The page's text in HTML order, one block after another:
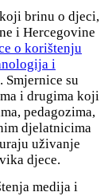
brinu o djeci,
i Hercegovine
o korištenju
i
. Smjernice su
i drugima koji
pedagozima,
djelatnicima
uživanje
djece.
medija i